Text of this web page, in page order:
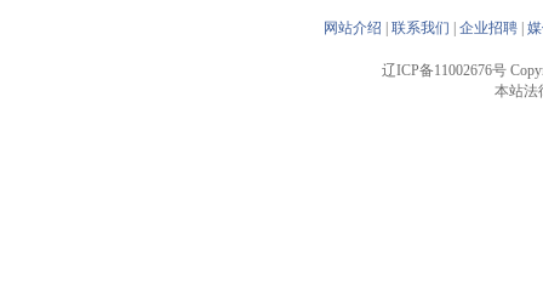
网站介绍 联系我们 企业招聘
辽ICP备11002676号
本站法